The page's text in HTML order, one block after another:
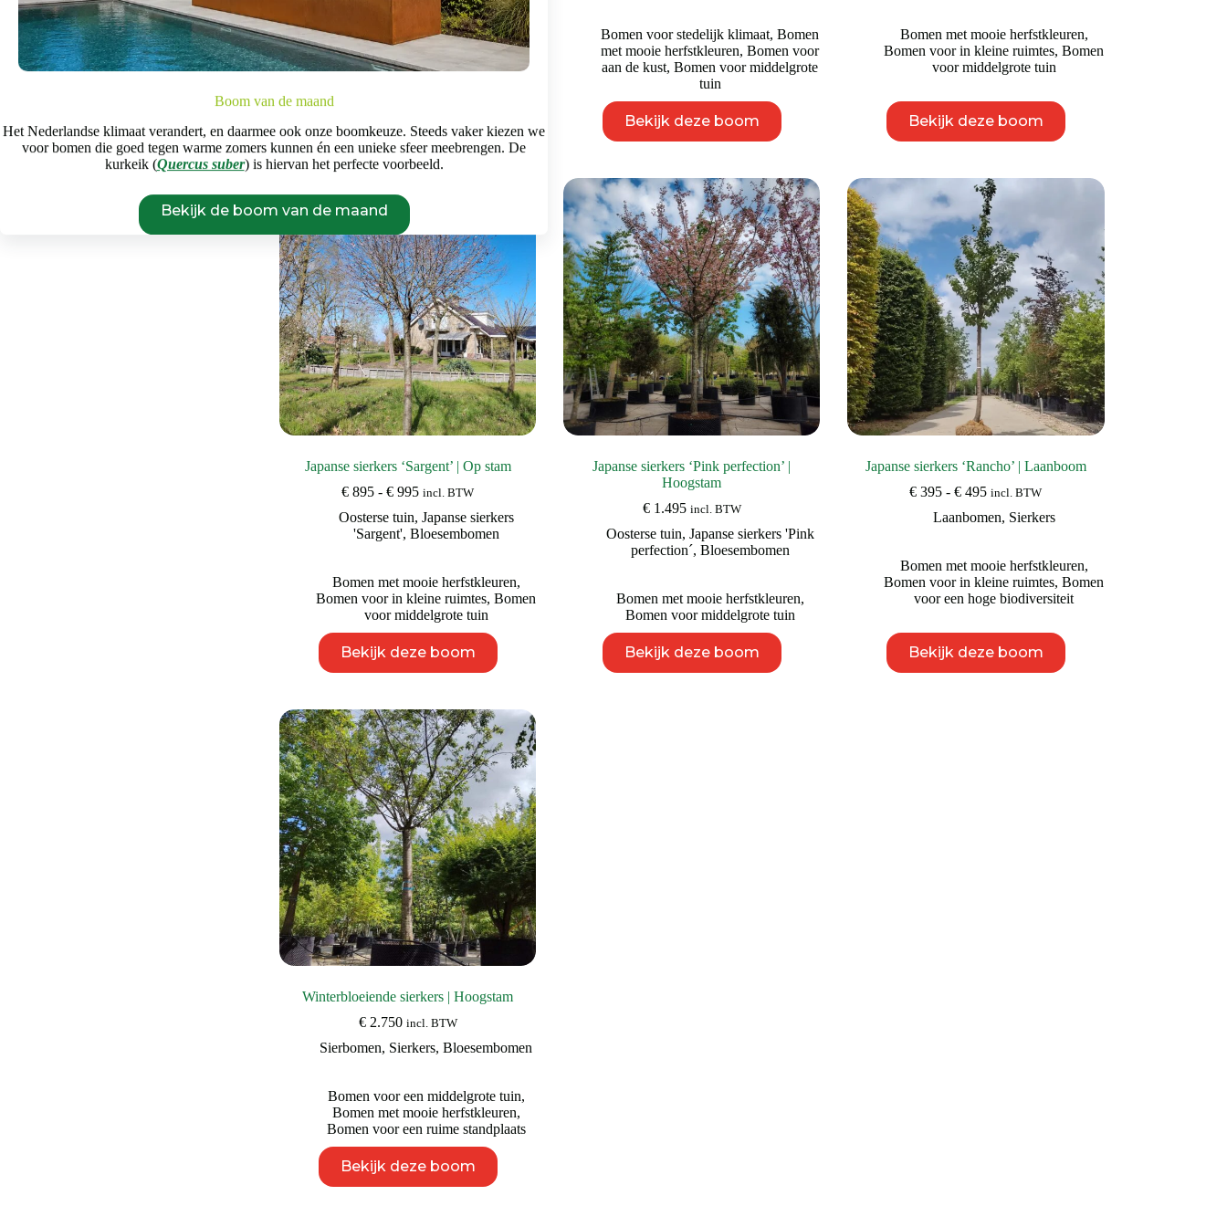
Boom van de maand
Het Nederlandse klimaat verandert, en daarmee ook onze boomkeuze. Steeds vaker kiezen we
voor bomen die goed tegen warme zomers kunnen én een unieke sfeer meebrengen. De
kurkeik (Quercus suber) is hiervan het perfecte voorbeeld.
Bekijk de boom van de maand
Bomen met mooie herfstkleuren,
Bomen voor in kleine ruimtes
Bomen
voor middelgrote tuin
product
heeft
meerdere
variaties.
optie
kan
gekozen
worden
op
de
productpagina
Bomen voor stedelijk klimaat,Bomen
met mooie herfstkleuren,Bomen voor
aan de kust,Bomen voor middelgrote
tuin
Bekijk deze boom
product
heeft
variaties.
Deze
optie
kan
gekozen
worden
op
de
productpagina
Bomen met mooie herfstkleuren,
Bomen voor in kleine ruimtes,Bomen
voor middelgrote tuin
Bekijk deze boom
product
heeft
variaties.
Deze
optie
kan
gekozen
worden
op
de
productpagina
Japanse sierkers ‘Sargent’ | Op stam
€ 895 - € 995Prijsklasse:
tot
€ 995
incl. BTW
Oosterse tuin, Japanse sierkers
'Sargent', Bloesembomen
Bomen met mooie herfstkleuren,
Bomen voor in kleine ruimtes,Bomen
voor middelgrote tuin
Bekijk deze boom
product
heeft
Deze
optie
kan
gekozen
worden
op
de
productpagina
Japanse sierkers ‘Pink perfection’ |
Hoogstam
€1.495 incl. BTW
Oosterse tuin, Japanse sierkers 'Pink
perfection´, Bloesembomen
Bomen met mooie herfstkleuren,
Bomen voor middelgrote tuin
Bekijk deze boom
product
heeft
Japanse sierkers ‘Rancho’ | Laanboom
€ 395 - € 495Prijsklasse:
tot
incl. BTW
Laanbomen, Sierkers
Bomen met mooie herfstkleuren,
Bomen voor in kleine ruimtes,Bomen
voor een hoge biodiversiteit
Bekijk deze boom
product
heeft
Winterbloeiende sierkers | Hoogstam
€2.750 incl. BTW
Sierbomen, Sierkers,Bloesembomen
Bomen voor een middelgrote tuin,
Bomen met mooie herfstkleuren,
Bomen voor een ruime standplaats
Bekijk deze boom
product
heeft